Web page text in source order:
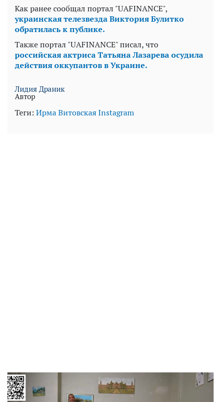
Как ранее сообщал портал "UAFINANCE",
украинская телезвезда Виктория Булитко
обратилась к публике.
Также портал "UAFINANCE" писал, что
российская актриса Татьяна Лазарева осудила
действия оккупантов в Украине.
Лидия Драник
Автор
Теги: Ирма ВитовскаяInstagram